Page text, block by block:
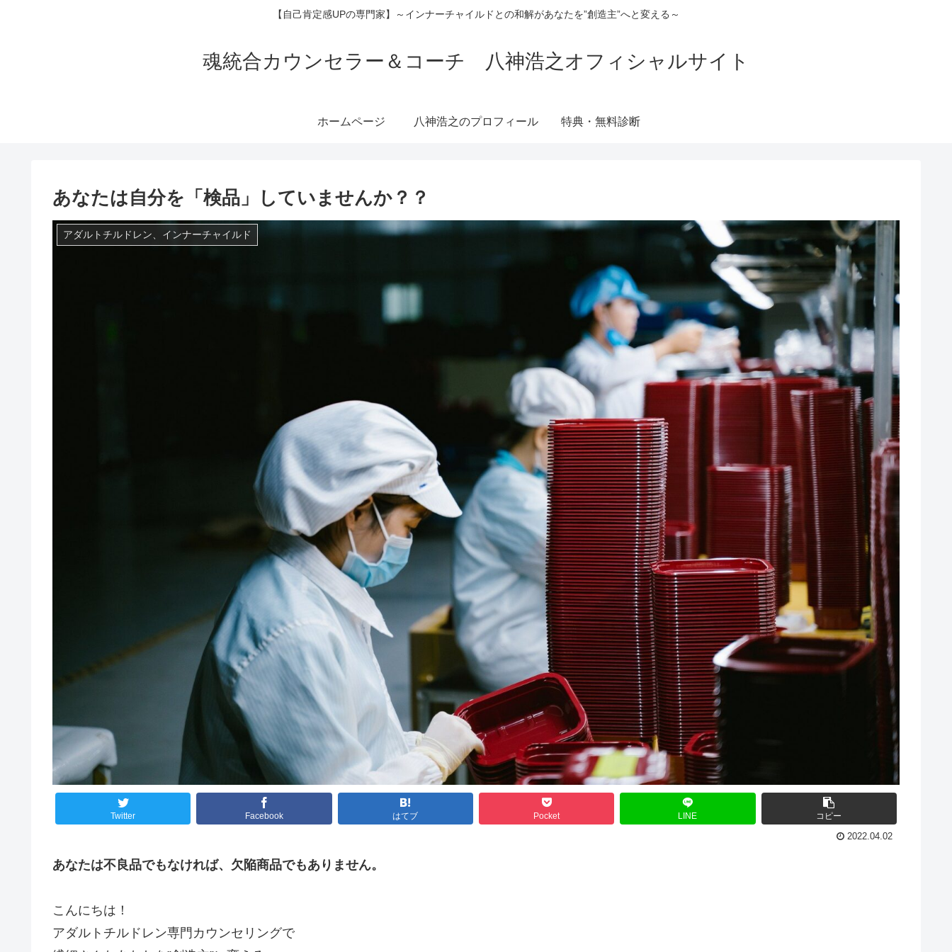
【自己肯定感UPの専門家】～インナーチャイルドとの和解があなたを”創造主”へと変える～
魂統合カウンセラー＆コーチ 八神浩之オフィシャルサイト
ホームページ 八神浩之のプロフィール 特典・無料診断
あなたは自分を「検品」していませんか？？
アダルトチルドレン、インナーチャイルド
Twitter Facebook はてブ Pocket LINE コピー
2022.04.02
あなたは不良品でもなければ、欠陥商品でもありません。
こんにちは！
アダルトチルドレン専門カウンセリングで